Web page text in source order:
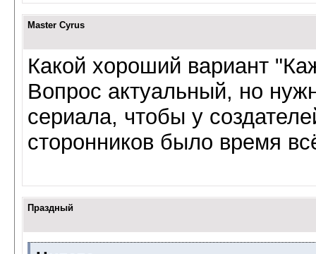
Master Cyrus
Какой хороший вариант
Вопрос актуальный, но
сериала, чтобы у
сторонников было время
Праздный